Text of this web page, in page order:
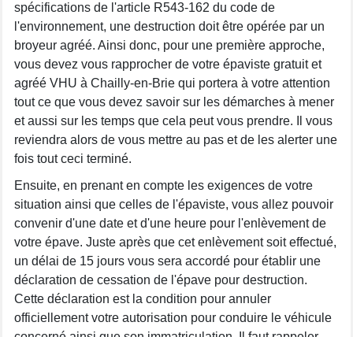
spécifications de l'article R543-162 du code de
l'environnement, une destruction doit être opérée par un
broyeur agréé. Ainsi donc, pour une première approche,
vous devez vous rapprocher de votre épaviste gratuit et
agréé VHU à Chailly-en-Brie qui portera à votre attention
tout ce que vous devez savoir sur les démarches à mener
et aussi sur les temps que cela peut vous prendre. Il vous
reviendra alors de vous mettre au pas et de les alerter une
fois tout ceci terminé.
Ensuite, en prenant en compte les exigences de votre
situation ainsi que celles de l'épaviste, vous allez pouvoir
convenir d'une date et d'une heure pour l'enlèvement de
votre épave. Juste après que cet enlèvement soit effectué,
un délai de 15 jours vous sera accordé pour établir une
déclaration de cessation de l'épave pour destruction.
Cette déclaration est la condition pour annuler
officiellement votre autorisation pour conduire le véhicule